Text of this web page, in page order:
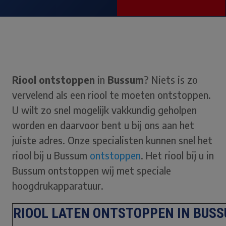
Riool ontstoppen in Bussum? Niets is zo
vervelend als een riool te moeten ontstoppen.
U wilt zo snel mogelijk vakkundig geholpen
worden en daarvoor bent u bij ons aan het
juiste adres. Onze specialisten kunnen snel het
riool bij u Bussum ontstoppen. Het riool bij u in
Bussum ontstoppen wij met speciale
hoogdrukapparatuur.
RIOOL LATEN ONTSTOPPEN IN